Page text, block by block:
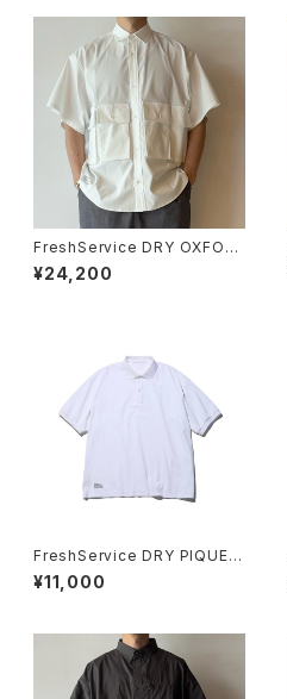
FreshService DRY OXFOR
D FLAP POCKET S/S SHIRT
¥24,200
FreshService DRY PIQUE J
ERSEY S/S POLO
¥11,000